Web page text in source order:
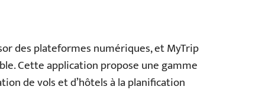
des plateformes numériques, et MyTrip
Cette application propose une gamme
de vols et d’hôtels à la planification